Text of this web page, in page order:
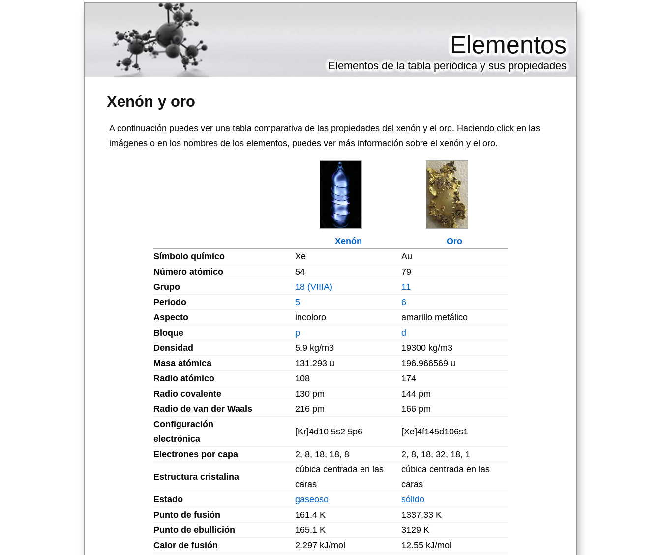
Xenón y oro
Elementos
Elementos de la tabla periódica y sus propiedades
A continuación puedes ver una tabla comparativa de las propiedades del xenón y el oro. Haciendo click en las
imágenes o en los nombres de los elementos, puedes ver más información sobre el xenón y el oro.
Xenón
Oro
Símbolo químico
Xe
Au
Número atómico
54
79
Grupo
18 (VIIIA)
11
Periodo
5
6
Aspecto
incoloro
amarillo metálico
Bloque
p
d
Densidad
5.9 kg/m3
19300 kg/m3
Masa atómica
131.293 u
196.966569 u
Radio atómico
108
174
Radio covalente
130 pm
144 pm
Radio de van der Waals
216 pm
166 pm
Configuración
electrónica
[Kr]4d10 5s2 5p6 [Xe]4f145d106s1
Electrones por capa 2, 8, 18, 18, 8 2, 8, 18, 32, 18, 1
Estructura cristalina
cúbica centrada en las
caras
cúbica centrada en las
caras
Estado
gaseoso
sólido
Punto de fusión
161.4 K
1337.33 K
Punto de ebullición
165.1 K
3129 K
Calor de fusión
2.297 kJ/mol
12.55 kJ/mol